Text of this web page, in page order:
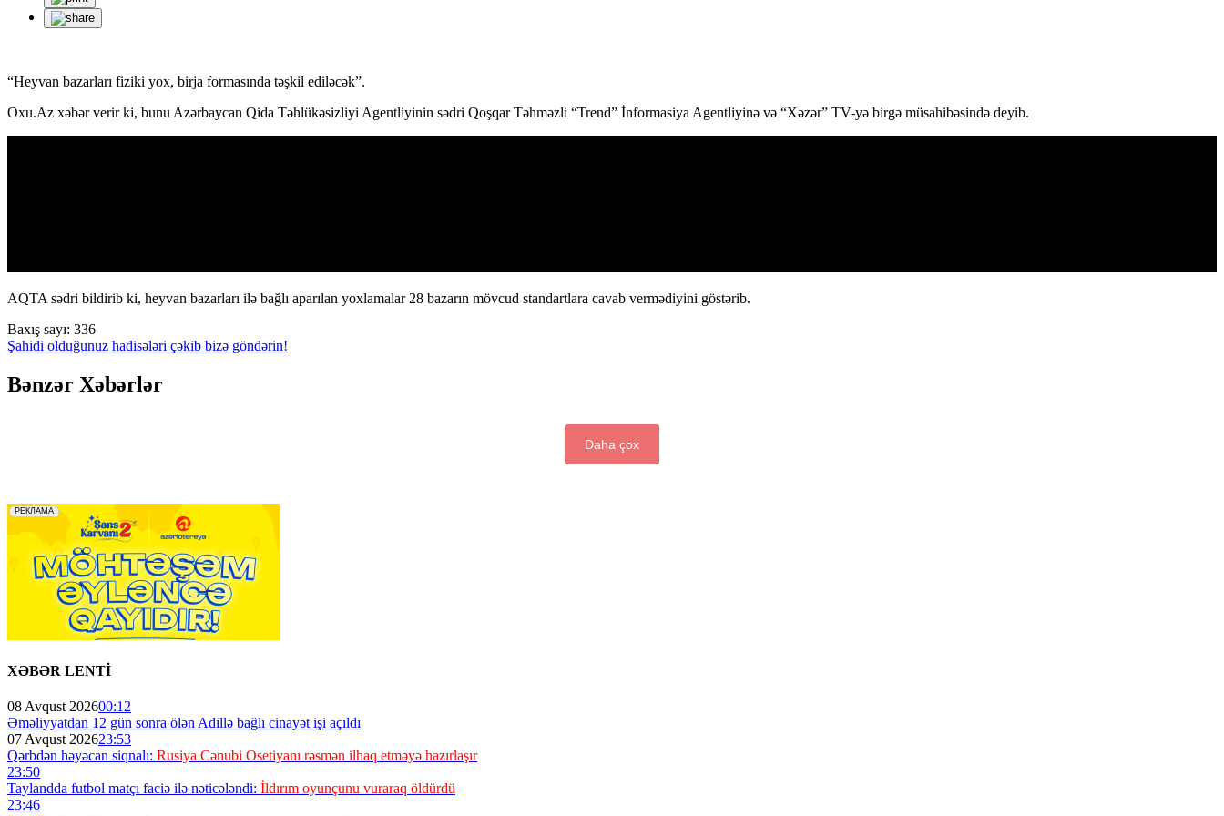
“Heyvan bazarları fiziki yox, birja formasında təşkil ediləcək”.
Oxu.Az xəbər verir ki, bunu Azərbaycan Qida Təhlükəsizliyi Agentliyinin sədri Qoşqar Təhməzli “Trend” İnformasiya Agentliyinə və “Xəzər” TV-yə birgə müsahibəsində deyib.
AQTA sədri bildirib ki, heyvan bazarları ilə bağlı aparılan yoxlamalar 28 bazarın mövcud standartlara cavab vermədiyini göstərib.
Baxış sayı: 336
Şahidi olduğunuz hadisələri çəkib bizə göndərin!
Bənzər Xəbərlər
Daha çox
XƏBƏR LENTİ
08 Avqust 202600:12
Əməliyyatdan 12 gün sonra ölən Adillə bağlı cinayət işi açıldı
07 Avqust 202623:53
Qərbdən həyəcan siqnalı: Rusiya Cənubi Osetiyanı rəsmən ilhaq etməyə hazırlaşır
23:50
Taylandda futbol matçı faciə ilə nəticələndi: İldırım oyunçunu vuraraq öldürdü
23:46